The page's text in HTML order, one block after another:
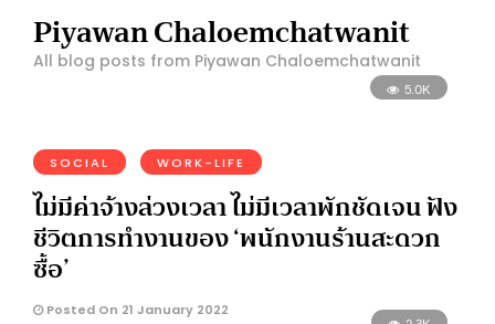
Piyawan Chaloemchatwanit
All blog posts from Piyawan Chaloemchatwanit
5.0K
SOCIAL WORK-LIFE
ไม่มีค่าจ้างล่วงเวลา ไม่มีเวลาพักชัดเจน ฟัง
ชีวิตการทำงานของ ‘พนักงานร้านสะดวก
ซื้อ’
Posted On 21 January 2022